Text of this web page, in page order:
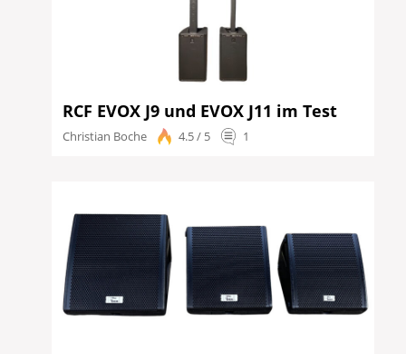
RCF EVOX J9 und EVOX J11 im Test
Christian Boche 4.5 / 5 1